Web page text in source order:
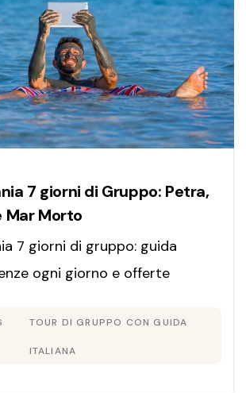
7 giorni di Gruppo: Petra,
Mar Morto
7 giorni di gruppo: guida
ogni giorno e offerte
subito!
TOUR DI GRUPPO CON GUIDA
ITALIANA